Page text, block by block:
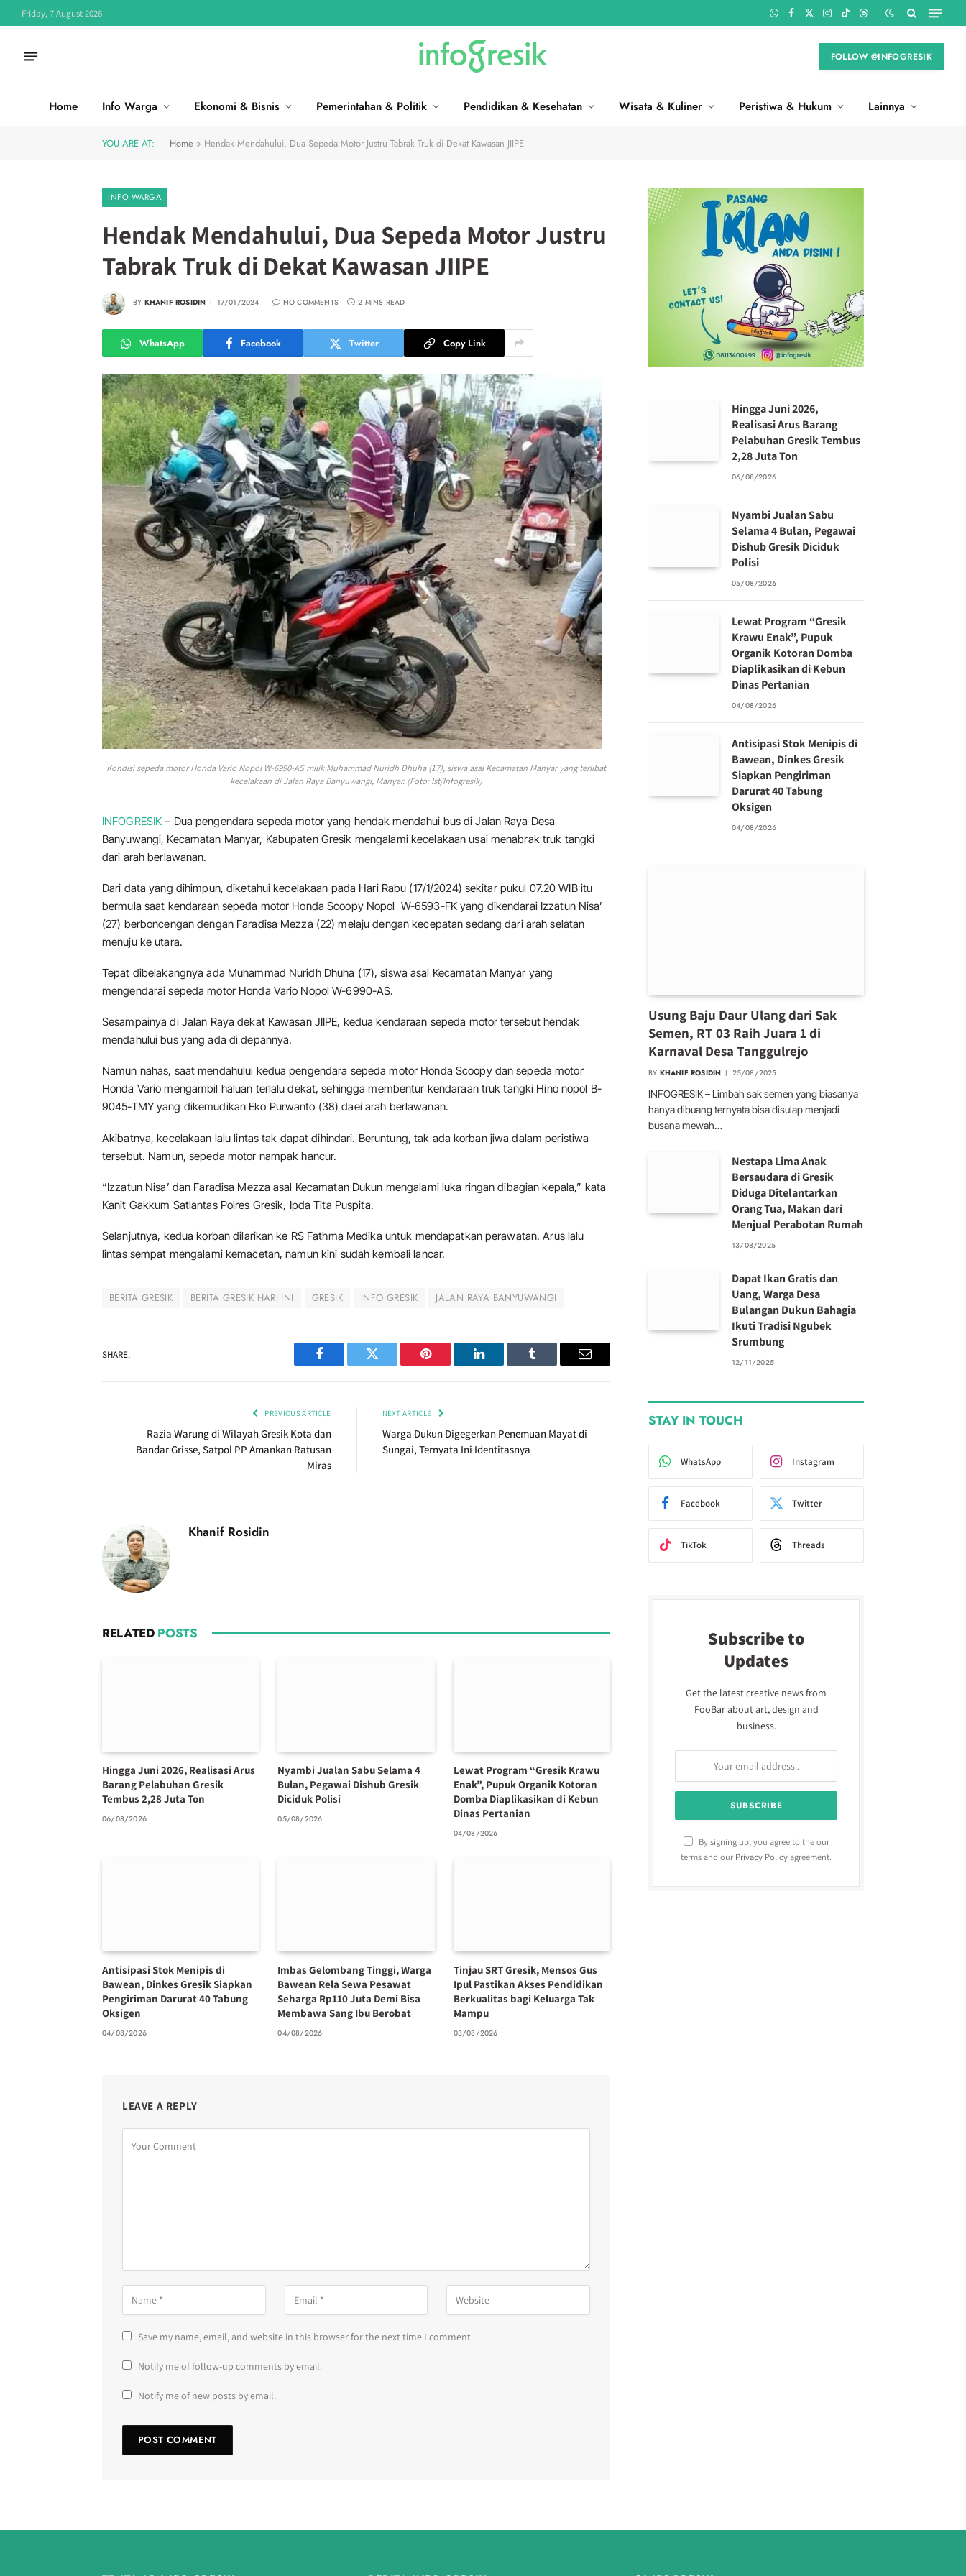
Friday, 7 August 2026 WhatsApp
Facebook
X
Instagram
TikTokThreads
FOLLOW @INFOGRESIK
Home Info Warga Ekonomi & Bisnis Pemerintahan & Politik Pendidikan & Kesehatan Wisata & Kuliner Peristiwa & Hukum Lainnya
YOU ARE AT: Home » Hendak Mendahului, Dua Sepeda Motor Justru Tabrak Truk di Dekat Kawasan JIIPE
INFO WARGA
Hendak Mendahului, Dua Sepeda Motor Justru
Tabrak Truk di Dekat Kawasan JIIPE
BY KHANIF ROSIDIN 17/01/2024 NO COMMENTS 2 MINS READ
WhatsApp Facebook Twitter Copy Link
Kondisi sepeda motor Honda Vario Nopol W-6990-AS milik Muhammad Nuridh Dhuha (17), siswa asal Kecamatan Manyar yang terlibat
kecelakaan di Jalan Raya Banyuwangi, Manyar. (Foto: Ist/Infogresik)
INFOGRESIK – Dua pengendara sepeda motor yang hendak mendahui bus di Jalan Raya Desa
Banyuwangi, Kecamatan Manyar, Kabupaten Gresik mengalami kecelakaan usai menabrak truk tangki
dari arah berlawanan.
Dari data yang dihimpun, diketahui kecelakaan pada Hari Rabu (17/1/2024) sekitar pukul 07.20 WIB itu
bermula saat kendaraan sepeda motor Honda Scoopy Nopol W-6593-FK yang dikendarai Izzatun Nisa’
(27) berboncengan dengan Faradisa Mezza (22) melaju dengan kecepatan sedang dari arah selatan
menuju ke utara.
Tepat dibelakangnya ada Muhammad Nuridh Dhuha (17), siswa asal Kecamatan Manyar yang
mengendarai sepeda motor Honda Vario Nopol W-6990-AS.
Sesampainya di Jalan Raya dekat Kawasan JIIPE, kedua kendaraan sepeda motor tersebut hendak
mendahului bus yang ada di depannya.
Namun nahas, saat mendahului kedua pengendara sepeda motor Honda Scoopy dan sepeda motor
Honda Vario mengambil haluan terlalu dekat, sehingga membentur kendaraan truk tangki Hino nopol B-
9045-TMY yang dikemudikan Eko Purwanto (38) daei arah berlawanan.
Akibatnya, kecelakaan lalu lintas tak dapat dihindari. Beruntung, tak ada korban jiwa dalam peristiwa
tersebut. Namun, sepeda motor nampak hancur.
“Izzatun Nisa’ dan Faradisa Mezza asal Kecamatan Dukun mengalami luka ringan dibagian kepala,” kata
Kanit Gakkum Satlantas Polres Gresik, Ipda Tita Puspita.
Selanjutnya, kedua korban dilarikan ke RS Fathma Medika untuk mendapatkan perawatan. Arus lalu
lintas sempat mengalami kemacetan, namun kini sudah kembali lancar.
BERITA GRESIK BERITA GRESIK HARI INI GRESIK INFO GRESIK JALAN RAYA BANYUWANGI
SHARE.
Facebook Twitter Pinterest LinkedIn Tumblr Email
PREVIOUS ARTICLE
Razia Warung di Wilayah Gresik Kota dan
Bandar Grisse, Satpol PP Amankan Ratusan
Miras
NEXT ARTICLE
Warga Dukun Digegerkan Penemuan Mayat di
Sungai, Ternyata Ini Identitasnya
Khanif Rosidin
RELATED POSTS
Hingga Juni 2026, Realisasi Arus
Barang Pelabuhan Gresik
Tembus 2,28 Juta Ton
06/08/2026
Nyambi Jualan Sabu Selama 4
Bulan, Pegawai Dishub Gresik
Diciduk Polisi
05/08/2026
Lewat Program “Gresik Krawu
Enak”, Pupuk Organik Kotoran
Domba Diaplikasikan di Kebun
Dinas Pertanian
04/08/2026
Antisipasi Stok Menipis di
Bawean, Dinkes Gresik Siapkan
Pengiriman Darurat 40 Tabung
Oksigen
04/08/2026
Imbas Gelombang Tinggi, Warga
Bawean Rela Sewa Pesawat
Seharga Rp110 Juta Demi Bisa
Membawa Sang Ibu Berobat
04/08/2026
Tinjau SRT Gresik, Mensos Gus
Ipul Pastikan Akses Pendidikan
Berkualitas bagi Keluarga Tak
Mampu
03/08/2026
LEAVE A REPLY
Save my name, email, and website in this browser for the next time I comment.
Notify me of follow-up comments by email.
Notify me of new posts by email.
Hingga Juni 2026,
Realisasi Arus Barang
Pelabuhan Gresik Tembus
2,28 Juta Ton
06/08/2026
Nyambi Jualan Sabu
Selama 4 Bulan, Pegawai
Dishub Gresik Diciduk
Polisi
05/08/2026
Lewat Program “Gresik
Krawu Enak”, Pupuk
Organik Kotoran Domba
Diaplikasikan di Kebun
Dinas Pertanian
04/08/2026
Antisipasi Stok Menipis di
Bawean, Dinkes Gresik
Siapkan Pengiriman
Darurat 40 Tabung
Oksigen
04/08/2026
Usung Baju Daur Ulang dari Sak
Semen, RT 03 Raih Juara 1 di
Karnaval Desa Tanggulrejo
BY KHANIF ROSIDIN 25/08/2025
INFOGRESIK – Limbah sak semen yang biasanya
hanya dibuang ternyata bisa disulap menjadi
busana mewah…
Nestapa Lima Anak
Bersaudara di Gresik
Diduga Ditelantarkan
Orang Tua, Makan dari
Menjual Perabotan Rumah
13/08/2025
Dapat Ikan Gratis dan
Uang, Warga Desa
Bulangan Dukun Bahagia
Ikuti Tradisi Ngubek
Srumbung
12/11/2025
STAY IN TOUCH
WhatsApp Instagram
Facebook Twitter
TikTok Threads
Subscribe to
Updates
Get the latest creative news from
FooBar about art, design and
business.
By signing up, you agree to the our
terms and our Privacy Policyagreement.